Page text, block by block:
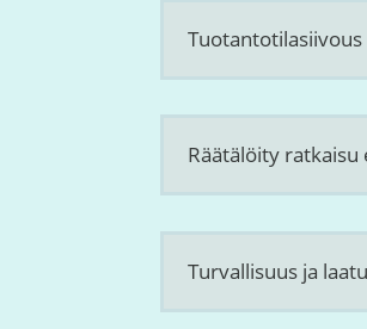
Räätälöity
Turvallisuus ja